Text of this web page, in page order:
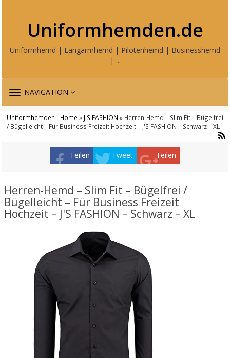
Uniformhemden.de
Uniformhemd | Langarmhemd | Pilotenhemd | Businesshemd
| ...
TOGGLE
NAVIGATION
Uniformhemden - Home » J'S FASHION » Herren-Hemd – Slim Fit – Bügelfrei
/ Bügelleicht – Für Business Freizeit Hochzeit – J'S FASHION – Schwarz – XL
Teilen Tweet Teilen
Herren-Hemd – Slim Fit – Bügelfrei /
Bügelleicht – Für Business Freizeit
Hochzeit – J'S FASHION – Schwarz – XL